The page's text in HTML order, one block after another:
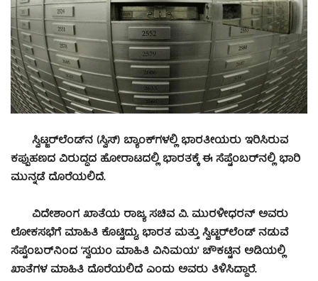
ಸ್ವಿಟ್ಜರ್‌ಲೆಂಡ್‌ನ (ಸ್ವಿಸ್‌) ಬ್ಯಾಂಕ್‌ಗಳಲ್ಲಿ ಭಾರತೀಯರು ಇರಿಸಿರುವ
ಕಪ್ಪುಹಣದ ವಿರುದ್ಧದ ಹೋರಾಟದಲ್ಲಿ ಭಾರತಕ್ಕೆ ಈ ಸೆಪ್ಟೆಂಬರ್‌ನಲ್ಲಿ ಭಾರಿ
ಮುನ್ನಡೆ ದೊರೆಯಲಿದೆ.
ವಿದೇಶಾಂಗ ಖಾತೆಯ ರಾಜ್ಯ ಸಚಿವ ವಿ. ಮುರಳೀಧರನ್‌ ಅವರು
ಲೋಕಸಭೆಗೆ ಮಾಹಿತಿ ಕೊಟ್ಟಿದ್ದು, ಭಾರತ ಮತ್ತು ಸ್ವಿಟ್ಜರ್‌ಲೆಂಡ್‌ ನಡುವೆ
ಸೆಪ್ಟೆಂಬರ್‌ನಿಂದ ‘ಸ್ವಯಂ ಮಾಹಿತಿ ವಿನಿಮಯ’ ಚೌಕಟ್ಟಿನ ಅಡಿಯಲ್ಲಿ
ಖಾತೆಗಳ ಮಾಹಿತಿ ದೊರೆಯಲಿದೆ ಎಂದು ಅವರು ತಿಳಿಸಿದ್ದಾರೆ.